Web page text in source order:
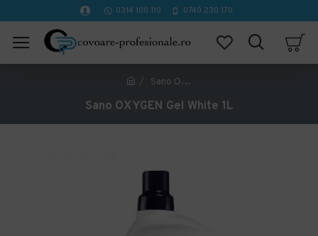
0314 100 110 0740 230 170
Sano OXYGEN Gel White 1L
Sano OXYGEN Gel White 1L